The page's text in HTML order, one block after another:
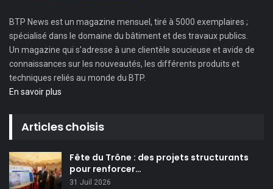
BTP News est un magazine mensuel, tiré à 5000 exemplaires ;
spécialisé dans le domaine du bâtiment et des travaux publics.
Un magazine qui s’adresse à une clientèle soucieuse et avide de
connaissances sur les nouveautés, les différents produits et
techniques reliés au monde du BTP.
En savoir plus
Articles choisis
Fête du Trône : des projets structurants
pour renforcer…
31 Juil 2026